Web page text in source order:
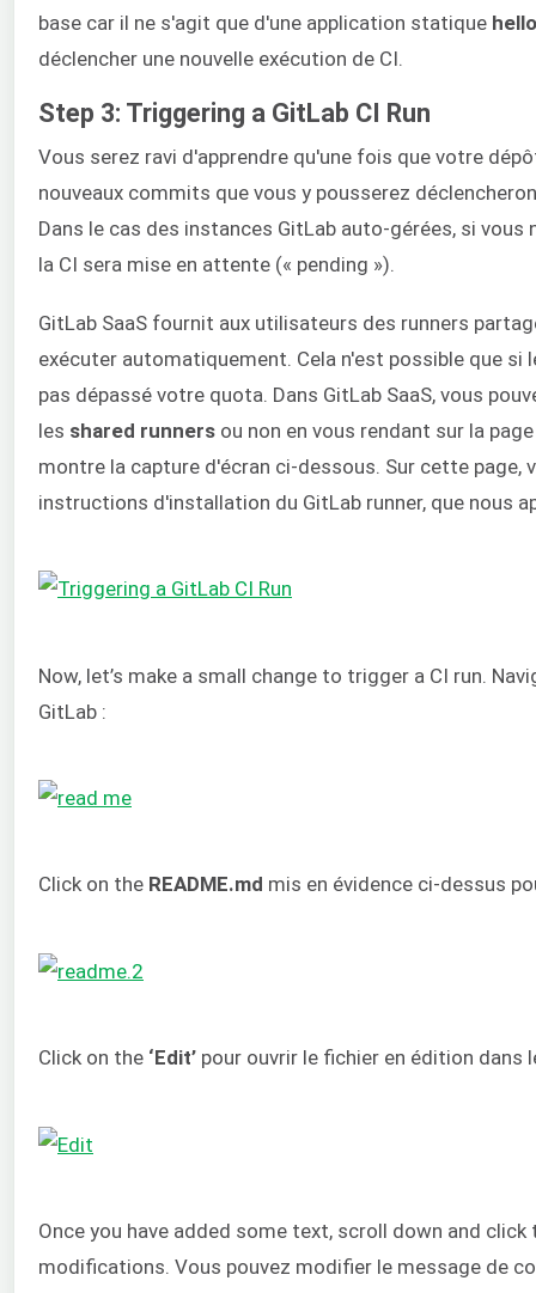
base car il ne s'agit que d'une application statique
déclencher une nouvelle exécution de CI.
Step 3: Triggering a GitLab CI Run
Vous serez ravi d'apprendre qu'une fois que votre
nouveaux commits que vous y pousserez
Dans le cas des instances GitLab auto-gérées, si
la CI sera mise en attente (« pending »).
GitLab SaaS fournit aux utilisateurs des runners
exécuter automatiquement. Cela n'est possible que si
pas dépassé votre quota. Dans GitLab SaaS, vous
les shared runners ou non en vous rendant sur la
montre la capture d'écran ci-dessous. Sur cette
instructions d'installation du GitLab runner, que nous
Now, let’s make a small change to trigger a CI run.
GitLab :
Click on the README.md mis en évidence ci-dessus
Click on the ‘Edit’ pour ouvrir le fichier en édition dans
Once you have added some text, scroll down and
modifications. Vous pouvez modifier le message de